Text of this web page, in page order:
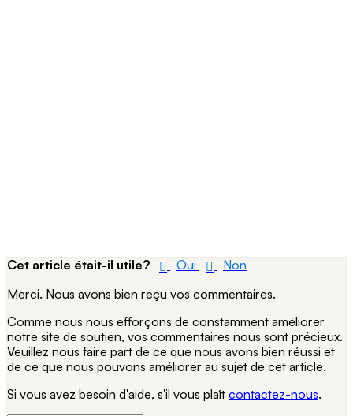
Cet article était-il utile? Oui
Non
Merci. Nous avons bien reçu vos commentaires.
Comme nous nous efforçons de constamment améliorer
notre site de soutien, vos commentaires nous sont précieux.
Veuillez nous faire part de ce que nous avons bien réussi et
de ce que nous pouvons améliorer au sujet de cet article.
Si vous avez besoin d'aide, s'il vous plaît contactez-nous.